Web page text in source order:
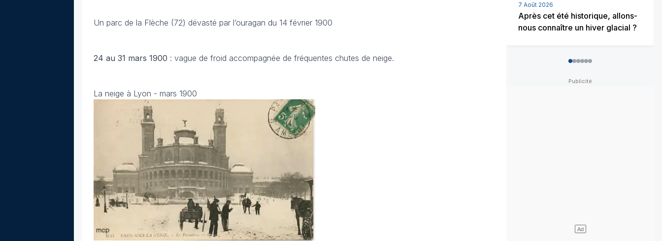
Un parc de la Flèche (72) dévasté par l’ouragan du 14 février 1900
24 au 31 mars 1900 : vague de froid accompagnée de fréquentes chutes de neige.
La neige à Lyon - mars 1900
7 Août 2026
Après cet été historique, allons-
nous connaître un hiver glacial ?
012345